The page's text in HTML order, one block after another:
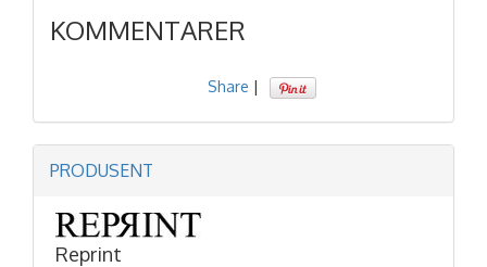
KOMMENTARER
Share |
PRODUSENT
Reprint